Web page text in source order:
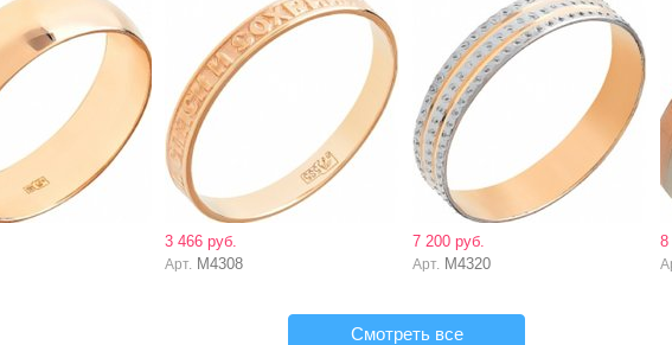
3 466 руб.
Арт. М4308
7 200 руб.
Арт. М4320
8
Смотреть все